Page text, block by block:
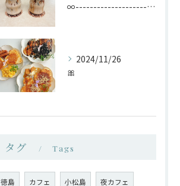
∞-----------------------------...
2024/11/26
🎀
タグ Tags
徳島 カフェ 小松島 夜カフェ